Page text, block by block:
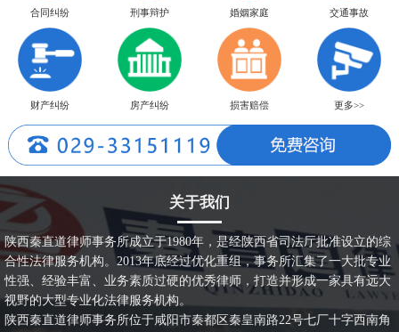
合同纠纷 刑事辩护 婚姻家庭 交通事故
财产纠纷 房产纠纷 损害赔偿 更多>>
关于我们
陕西秦直道律师事务所成立于1980年，是经陕西省司法厅批准设立的综
合性法律服务机构。2013年底经过优化重组，事务所汇集了一大批专业
性强、经验丰富、业务素质过硬的优秀律师，打造并形成一家具有远大
视野的大型专业化法律服务机构。
陕西秦直道律师事务所位于咸阳市秦都区秦皇南路22号七厂十字西南角